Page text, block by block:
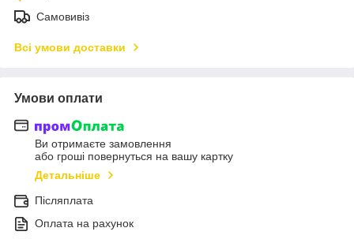
Самовивіз
Всі умови доставки
Умови оплати
Ви отримаєте замовлення
або гроші повернуться на вашу картку
Детальніше
Післяплата
Оплата на рахунок